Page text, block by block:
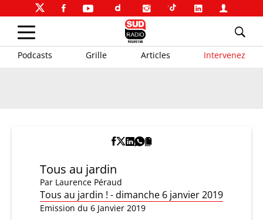
Podcasts Grille Articles Intervenez
Tous au jardin
Par Laurence Péraud
Tous au jardin ! - dimanche 6 janvier 2019
Emission du 6 Janvier 2019